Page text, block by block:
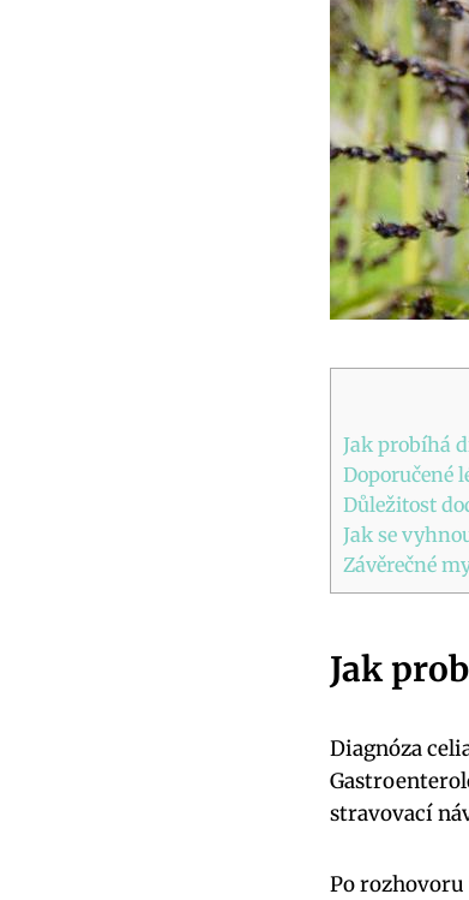
Jak probíhá
Doporučené
Důležitost
Jak se
Závěrečné
Jak
Diagnóza
stravovací
Po